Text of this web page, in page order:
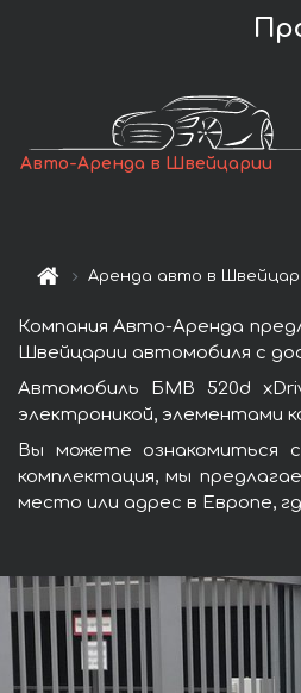
Авто-Аренда в Швейцарии
Аренда авто в
Компания Авто-Аренда
Швейцарии автомобиля с
Автомобиль БМВ 520d
электроникой, элементами
Вы можете ознакомиться
комплектация, мы
место или адрес в Европе,